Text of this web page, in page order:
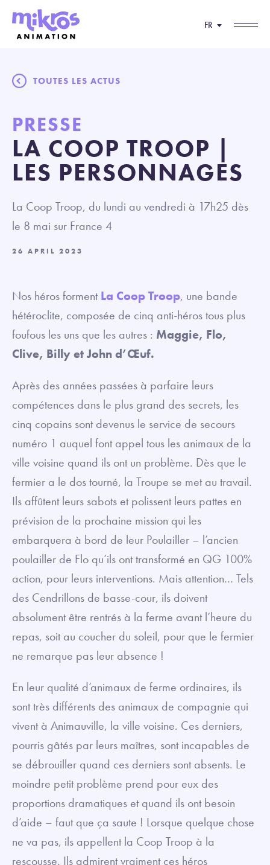
FR
TOUTES LES ACTUS
PRESSE
LA COOP TROOP |
LES PERSONNAGES
La Coop Troop, du lundi au vendredi à 17h25 dès
le 8 mai sur France 4
26 APRIL 2023
Nos héros formentLa Coop Troop, une bande
hétéroclite, composée de cinq anti-héros tous plus
foufous les uns que les autres : Maggie, Flo,
Clive, Billy et John d’Œuf.
Après des années passées à parfaire leurs
compétences dans le plus grand des secrets, les
cinq copains sont devenus le service de secours
numéro 1 auquel font appel tous les animaux de la
ville voisine quand ils ont un problème. Dès que le
fermier a le dos tourné, la Troupe se met au travail.
Ils affûtent leurs sabots et polissent leurs pattes en
prévision de la prochaine mission qui les
embarquera à bord de leur Poulailler – l’ancien
poulailler de Flo qu’ils ont transformé en QG 100%
action, pour leurs interventions. Mais attention… Tels
des Cendrillons de basse-cour, ils doivent
absolument être rentrés à la ferme avant l’heure du
repas, soit au coucher du soleil, pour que le fermier
ne remarque pas leur absence !
En leur qualité d’animaux de ferme ordinaires, ils
sont très différents des animaux de compagnie qui
vivent à Animauville, la ville voisine. Ces derniers,
pourris gâtés par leurs maîtres, sont incapables de
se débrouiller quand ces derniers sont absents. Le
moindre petit problème prend pour eux des
proportions dramatiques et quand ils ont besoin
d’aide – faut que ça saute ! Lorsque quelque chose
ne va pas, ils appellent la Coop Troop à la
rescousse. Ils admirent vraiment ces héros